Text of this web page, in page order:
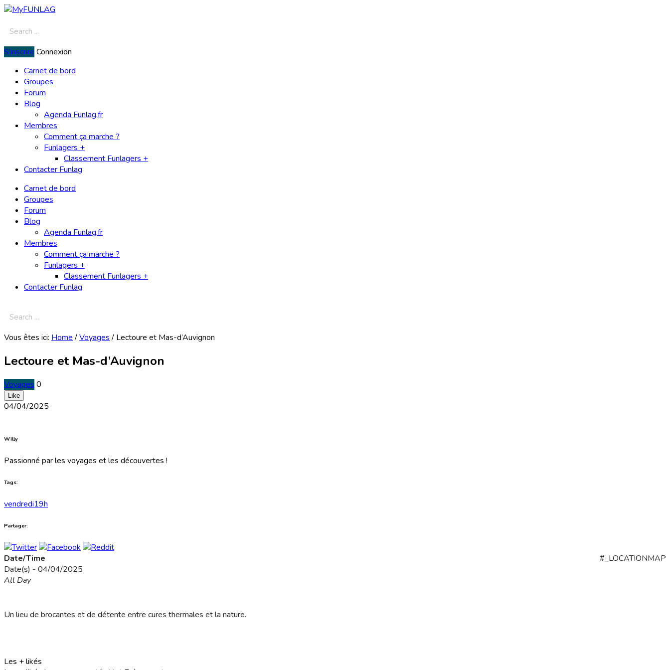
S'inscrire Connexion
Carnet de bord
Groupes
Forum
Blog
Agenda Funlag.fr
Membres
Comment ça marche ?
Funlagers +
Classement Funlagers +
Contacter Funlag
Carnet de bord
Groupes
Forum
Blog
Agenda Funlag.fr
Membres
Comment ça marche ?
Funlagers +
Classement Funlagers +
Contacter Funlag
Vous êtes ici: Home/Voyages/ Lectoure et Mas-d’Auvignon
Lectoure et Mas-d’Auvignon
Voyages 0
Like
04/04/2025
Willy
Passionné par les voyages et les découvertes !
Tags:
vendredi19h
Partager:
#_LOCATIONMAP
Date/Time
Date(s) - 04/04/2025
All Day
Un lieu de brocantes et de détente entre cures thermales et la nature.
Les + likés